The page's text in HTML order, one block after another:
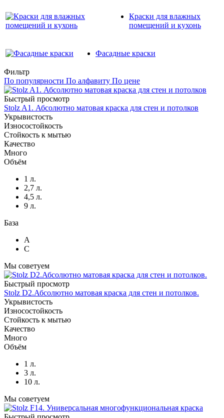
Краски для влажных
помещений и кухонь
Фасадные краски
Фильтр
По популярности По алфавиту По цене
Быстрый просмотр
Stolz A1. Абсолютно матовая краска для стен и потолков
Укрывистость
Износостойкость
Стойкость к мытью
Качество
Много
Объём
1 л.
2,7 л.
4,5 л.
9 л.
База
A
C
Мы советуем
Быстрый просмотр
Stolz D2.Абсолютно матовая краска для стен и потолков.
Укрывистость
Износостойкость
Стойкость к мытью
Качество
Много
Объём
1 л.
3 л.
10 л.
Мы советуем